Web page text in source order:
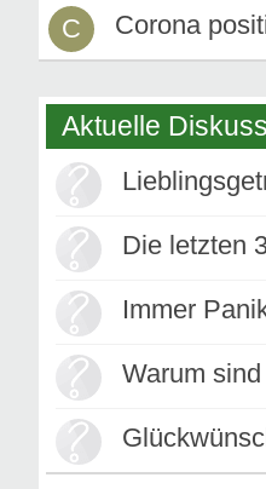
C Corona
Aktuelle
Die letzten
Immer
Warum